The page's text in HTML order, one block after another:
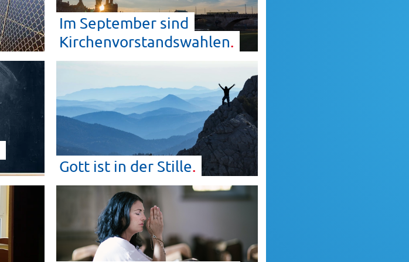
Im September sind
Kirchenvorstandswahlen
Gott ist in der Stille